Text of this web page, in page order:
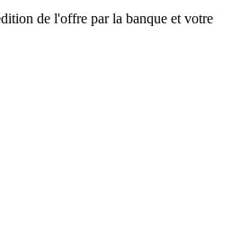
de l'offre par la banque et votre